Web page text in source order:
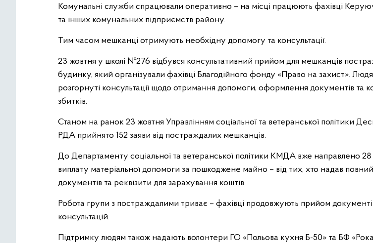
Комунальні служби спрацювали оперативно – на місці працюють фахівці
та інших комунальних підприємств району.
Тим часом мешканці отримують необхідну допомогу та консультації.
23 жовтня у школі №276 відбувся консультативний прийом для мешканців
будинку, який організували фахівці Благодійного фонду «Право на захист».
розгорнуті консультації щодо отримання допомоги, оформлення документів та
збитків.
Станом на ранок 23 жовтня Управлінням соціальної та ветеранської політики
РДА прийнято 152 заяви від постраждалих мешканців.
До Департаменту соціальної та ветеранської політики КМДА вже направлено 28
виплату матеріальної допомоги за пошкоджене майно – від тих, хто надав
документів та реквізити для зарахування коштів.
Робота групи з постраждалими триває – фахівці продовжують прийом
консультацій.
Підтримку людям також надають волонтери ГО «Польова кухня Б-50» та БФ